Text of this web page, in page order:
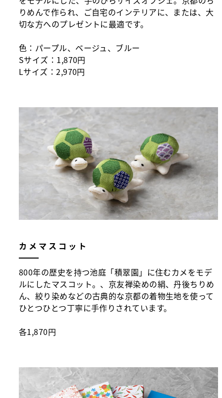
りめんで作られ、ご自宅のインテリアに、または、大
切な方へのプレゼントに最適です。
色：パープル、ベージュ、ブルー
Sサイズ：1,870円
Lサイズ：2,970円
カメマスコット
800年の歴史を持つ池庭「積翠園」に住むカメをモデ
ルにしたマスコット。、京友禅染めの絹、丹後ちりめ
ん、絞り染めなどの古典的な京都の着物生地を使って
ひとつひとつ丁寧に手作りされています。
各1,870円